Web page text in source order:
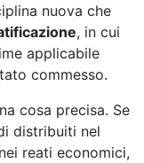
nuova che
, in cui
applicabile
commesso.
cosa precisa. Se
distribuiti nel
reati economici,